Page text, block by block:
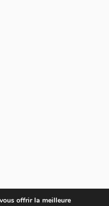
offrir la meilleure